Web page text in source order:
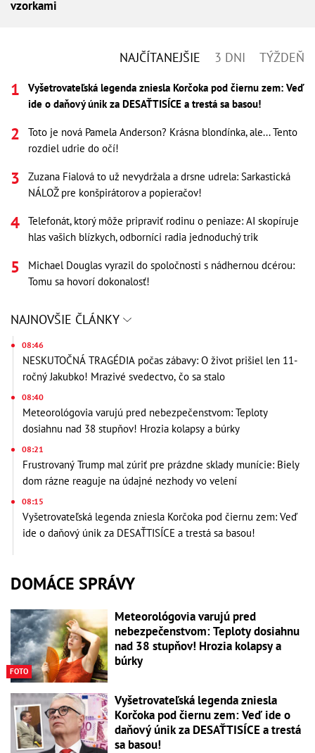
vzorkami
NAJČÍTANEJŠIE 3 DNI TÝŽDEŇ
Vyšetrovateľská legenda zniesla Korčoka pod čiernu zem: Veď
ide o daňový únik za DESAŤTISÍCE a trestá sa basou!
Toto je nová Pamela Anderson? Krásna blondínka, ale... Tento
rozdiel udrie do očí!
Zuzana Fialová to už nevydržala a drsne udrela: Sarkastická
NÁLOŽ pre konšpirátorov a popieračov!
Telefonát, ktorý môže pripraviť rodinu o peniaze: AI skopíruje
hlas vašich blízkych, odborníci radia jednoduchý trik
Michael Douglas vyrazil do spoločnosti s nádhernou dcérou:
Tomu sa hovorí dokonalosť!
NAJNOVŠIE ČLÁNKY
08:46
NESKUTOČNÁ TRAGÉDIA počas zábavy: O život prišiel len 11-
ročný Jakubko! Mrazivé svedectvo, čo sa stalo
08:40
Meteorológovia varujú pred nebezpečenstvom: Teploty
dosiahnu nad 38 stupňov! Hrozia kolapsy a búrky
08:21
Frustrovaný Trump mal zúriť pre prázdne sklady munície: Biely
dom rázne reaguje na údajné nezhody vo velení
08:15
Vyšetrovateľská legenda zniesla Korčoka pod čiernu zem: Veď
ide o daňový únik za DESAŤTISÍCE a trestá sa basou!
DOMÁCE SPRÁVY
FOTO
Meteorológovia varujú pred
nebezpečenstvom: Teploty dosiahnu
nad 38 stupňov! Hrozia kolapsy a
búrky
Vyšetrovateľská legenda zniesla
Korčoka pod čiernu zem: Veď ide o
daňový únik za DESAŤTISÍCE a trestá
sa basou!